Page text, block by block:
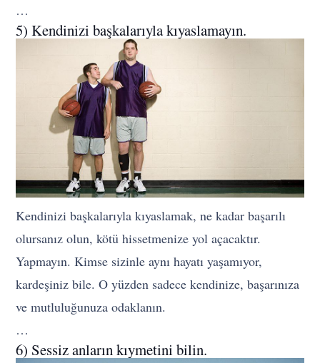
…
5) Kendinizi başkalarıyla kıyaslamayın.
Kendinizi başkalarıyla kıyaslamak, ne kadar başarılı
olursanız olun, kötü hissetmenize yol açacaktır.
Yapmayın. Kimse sizinle aynı hayatı yaşamıyor,
kardeşiniz bile. O yüzden sadece kendinize, başarınıza
ve mutluluğunuza odaklanın.
…
6) Sessiz anların kıymetini bilin.